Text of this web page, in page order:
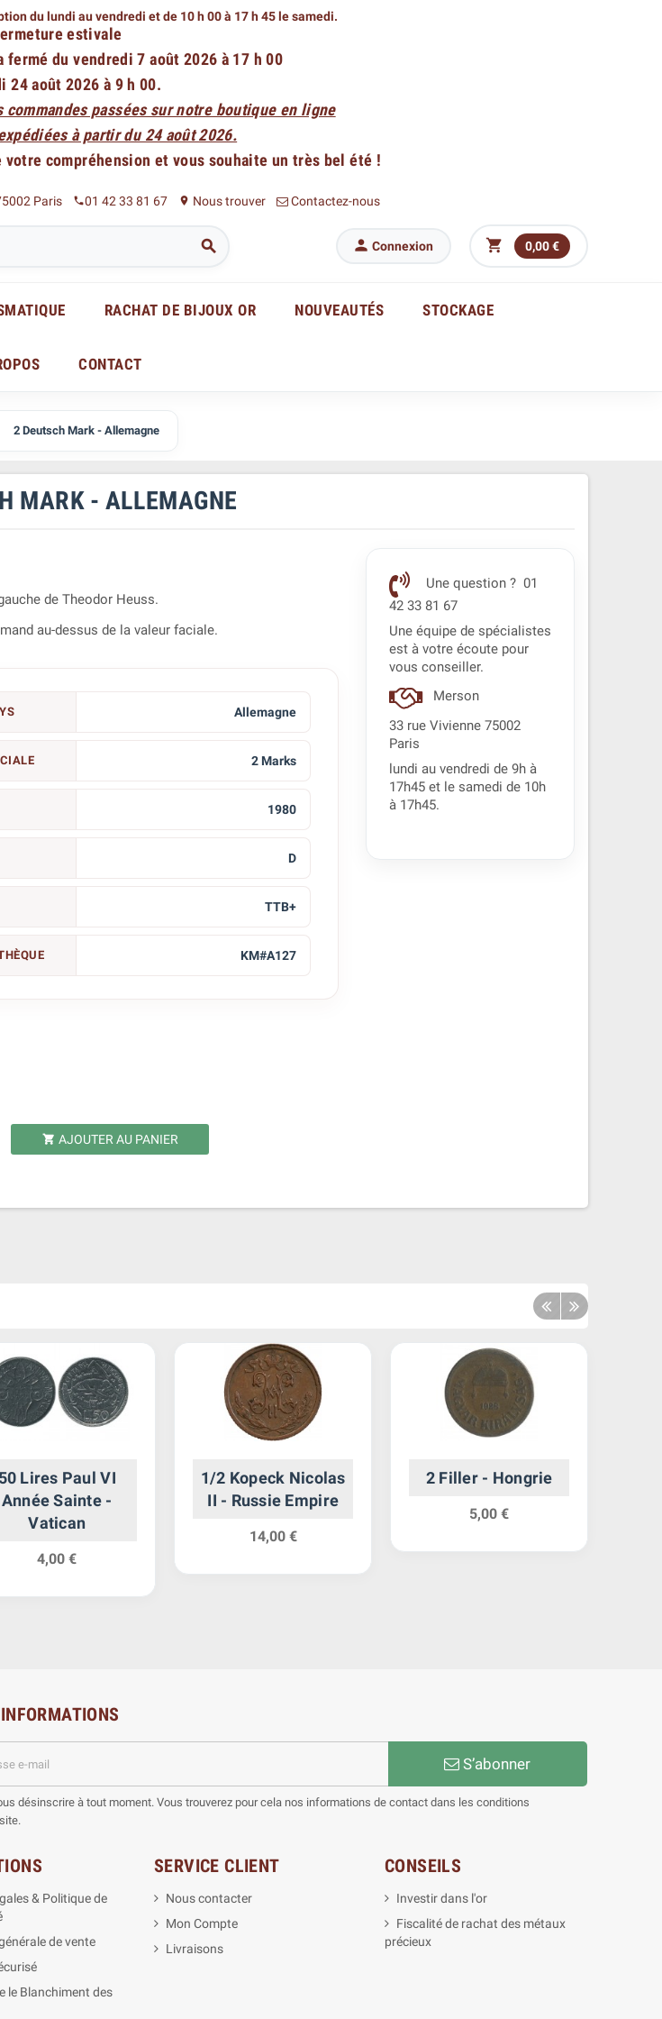
du lundi au vendredi et de 10 h 00 à 17 h 45 le samedi.
estivale
du vendredi 7 août 2026 à 17 h 00
24 août 2026 à 9 h 00.
passées sur notre boutique en ligne
à partir du 24 août 2026.
compréhension et vous souhaite un très bel été !
Paris phone01 42 33 81 67 place Nous trouver Contactez-nous
  Connexion  0,00 €
RACHAT DE BIJOUX OR NOUVEAUTÉS STOCKAGE
CONTACT
2 Deutsch Mark - Allemagne
MARK - ALLEMAGNE
de Theodor Heuss.
au-dessus de la valeur faciale.
Allemagne
2 Marks
1980
D
TTB+
KM#A127
 AJOUTER AU PANIER
Une question ? 01
42 33 81 67
Une équipe de spécialistes
est à votre écoute pour
vous conseiller.
Merson
33 rue Vivienne 75002
Paris
lundi au vendredi de 9h à
17h45 et le samedi de 10h
à 17h45.
50 Lires Paul VI
Année Sainte -
Vatican
4,00 €
1/2 Kopeck Nicolas
II - Russie Empire
14,00 €
2 Filler - Hongrie
5,00 €
S’abonner
désinscrire à tout moment. Vous trouverez pour cela nos informations de contact dans les conditions
& Politique de
de vente
le Blanchiment des
SERVICE CLIENT
Nous contacter
Mon Compte
Livraisons
CONSEILS
Investir dans l'or
Fiscalité de rachat des métaux
précieux